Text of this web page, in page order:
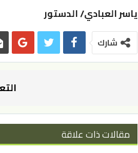
ياسر العبادي/ الدستور
شارك
مقالات ذات علاقة